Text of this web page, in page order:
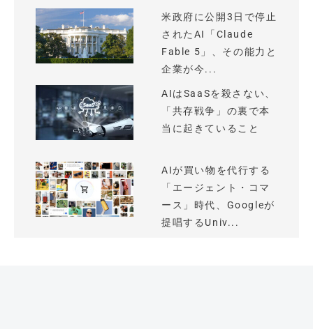
米政府に公開3日で停止
されたAI「Claude
Fable 5」、その能力と
企業が今...
AIはSaaSを殺さない、
「共存戦争」の裏で本
当に起きていること
AIが買い物を代行する
「エージェント・コマ
ース」時代、Googleが
提唱するUniv...